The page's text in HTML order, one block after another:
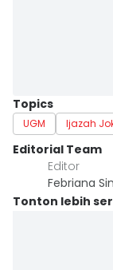
Topics
UGM Ijazah
Editorial Team
Editor
Febriana
Tonton lebih